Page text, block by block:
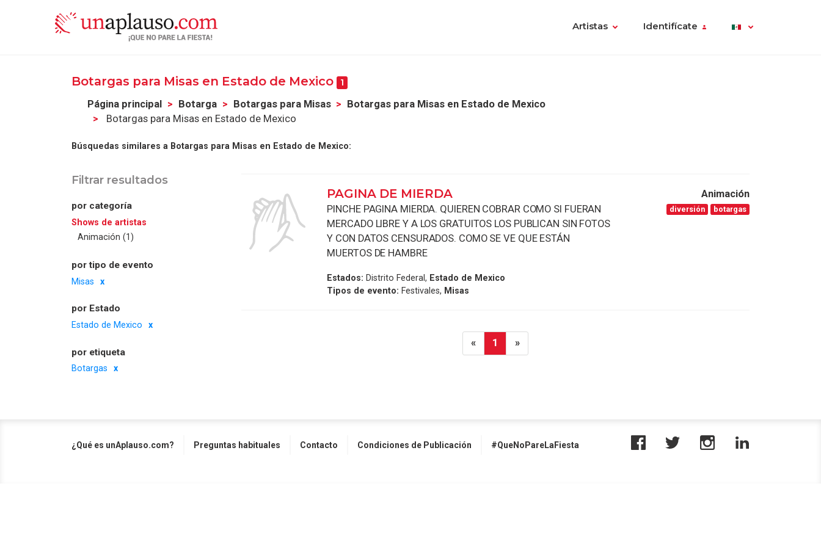
Artistas Identifícate
Botargas para Misas en Estado de Mexico 1
Página principal Botarga Botargas para Misas
Botargas para Misas en Estado de Mexico
Botargas para Misas en Estado de Mexico
Búsquedas similares a Botargas para Misas en Estado de Mexico:
Filtrar resultados
por categoría
Shows de artistas
Animación (1)
por tipo de evento
Misas
por Estado
Estado de Mexico
por etiqueta
Botargas
PAGINA DE MIERDA
PINCHE PAGINA MIERDA. QUIEREN COBRAR COMO SI FUERAN
MERCADO LIBRE Y A LOS GRATUITOS LOS PUBLICAN SIN FOTOS
Y CON DATOS CENSURADOS. COMO SE VE QUE ESTÁN
MUERTOS DE HAMBRE
Estados: Distrito Federal, Estado de Mexico
Tipos de evento: Festivales, Misas
Animación
diversión botargas
« 1 »
¿Qué es unAplauso.com? Preguntas habituales Contacto Condiciones de Publicación #QueNoPareLaFiesta